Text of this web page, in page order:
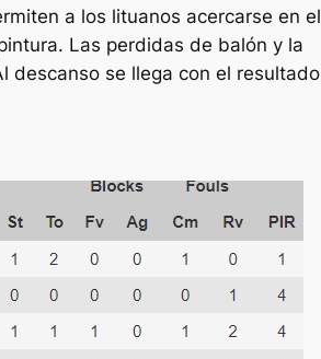
a los lituanos acercarse en el
Las perdidas de balón y la
descanso se llega con el resultado